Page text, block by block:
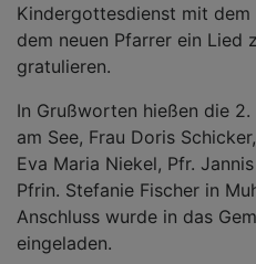
Kindergottesdienst mit
dem neuen Pfarrer ein Lied
gratulieren.
In Grußworten hießen die
am See, Frau Doris
Eva Maria Niekel, Pfr.
Pfrin. Stefanie Fischer in
Anschluss wurde in das
eingeladen.